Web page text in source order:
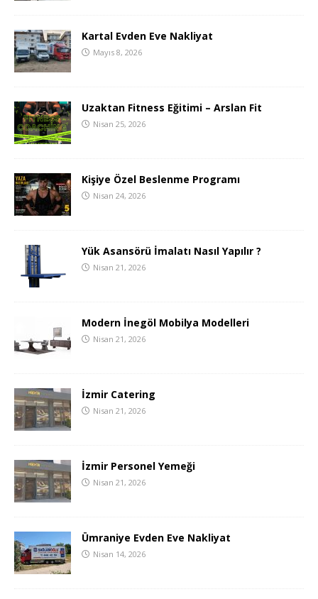
Kartal Evden Eve Nakliyat
Mayıs 8, 2026
Uzaktan Fitness Eğitimi – Arslan Fit
Nisan 25, 2026
Kişiye Özel Beslenme Programı
Nisan 24, 2026
Yük Asansörü İmalatı Nasıl Yapılır ?
Nisan 21, 2026
Modern İnegöl Mobilya Modelleri
Nisan 21, 2026
İzmir Catering
Nisan 21, 2026
İzmir Personel Yemeği
Nisan 21, 2026
Ümraniye Evden Eve Nakliyat
Nisan 14, 2026